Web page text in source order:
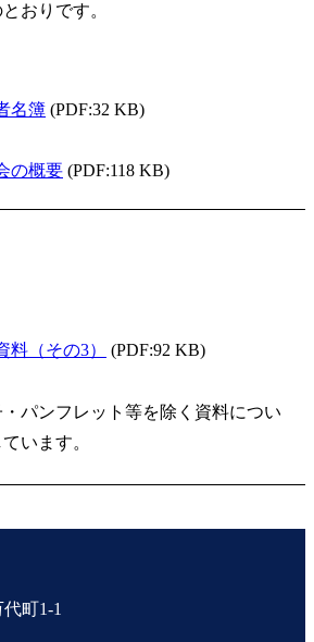
おりです。
名簿 (PDF:32 KB)
の概要 (PDF:118 KB)
料（その3） (PDF:92 KB)
パンフレット等を除く資料につい
います。
町1-1